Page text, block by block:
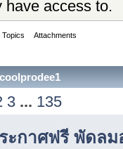
have access to.
Topics Attachments
3 ... 135
ะกาศฟรี พัดล